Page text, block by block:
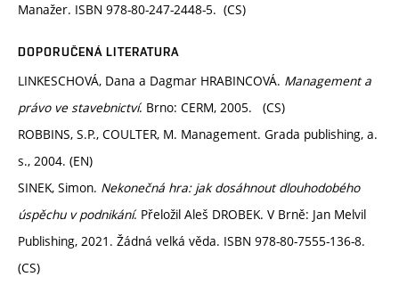
Manažer. ISBN 978-80-247-2448-5. (CS)
DOPORUČENÁ LITERATURA
LINKESCHOVÁ, Dana a Dagmar HRABINCOVÁ. Management a
právo ve stavebnictví. Brno: CERM, 2005. (CS)
ROBBINS, S.P., COULTER, M. Management. Grada publishing, a.
s., 2004. (EN)
SINEK, Simon. Nekonečná hra: jak dosáhnout dlouhodobého
úspěchu v podnikání. Přeložil Aleš DROBEK. V Brně: Jan Melvil
Publishing, 2021. Žádná velká věda. ISBN 978-80-7555-136-8.
(CS)